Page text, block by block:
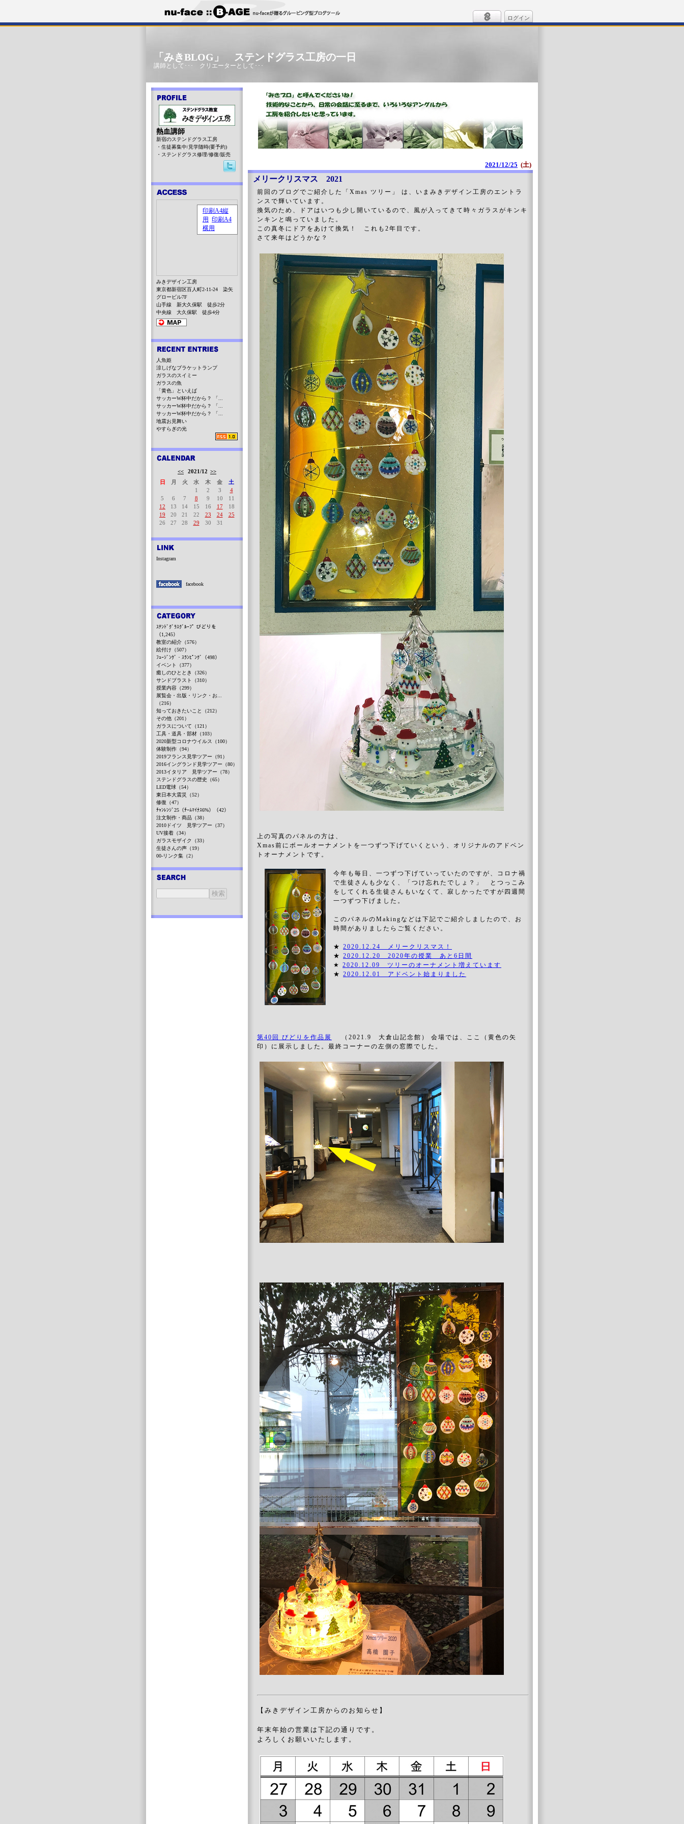
ログイン
「みきBLOG」 ステンドグラス工房の一日
講師として･･･ クリエーターとして･･･
2021/12/25 (土)
メリークリスマス 2021
前回のブログでご紹介した「Xmas ツリー」 は、いまみきデザイン工房のエントラ
ンスで輝いています。
換気のため、ドアはいつも少し開いているので、風が入ってきて時々ガラスがキンキ
ンキンと鳴っていました。
この真冬にドアをあけて換気！ これも2年目です。
さて来年はどうかな？
上の写真のパネルの方は、
Xmas前にボールオーナメントを一つずつ下げていくという、オリジナルのアドベン
トオーナメントです。
今年も毎日、一つずつ下げていっていたのですが、コロナ禍
で生徒さんも少なく、「つけ忘れたでしょ？」 とつっこみ
をしてくれる生徒さんもいなくて、寂しかったですが四週間
一つずつ下げました。
このパネルのMakingなどは下記でご紹介しましたので、お
時間がありましたらご覧ください。
★ 2020.12.24 メリークリスマス！
★ 2020.12.20 2020年の授業 あと6日間
★ 2020.12.09 ツリーのオーナメント増えています
★ 2020.12.01 アドベント始まりました
第40回 びどりを作品展
（2021.9 大倉山記念館） 会場では、ここ（黄色の矢
印）に展示しました。最終コーナーの左側の窓際でした。
【みきデザイン工房からのお知らせ】
年末年始の営業は下記の通りです。
よろしくお願いいたします。
熱血講師
新宿のステンドグラス工房
・生徒募集中/見学随時(要予約)
・ステンドグラス修理/修復/販売
みきデザイン工房
東京都新宿区百人町2-11-24 染矢
グロービル7F
山手線 新大久保駅 徒歩2分
中央線 大久保駅 徒歩4分
人魚姫
涼しげなブラケットランプ
ガラスのスイミー
ガラスの魚
「黄色」といえば
サッカーW杯中だから？ 「...
サッカーW杯中だから？ 「...
サッカーW杯中だから？ 「...
地震お見舞い
やすらぎの光
<< 2021/12 >>
日
月 火 水 木 金
土
1
2 3
4
5
6 7 8 9 10
11
12
13 14 15 16 17
18
19
20 21 22 23 24
25
26
27 28 29 30 31
Instagram
facebook
ｽﾃﾝﾄﾞｸﾞﾗｽｸﾞﾙｰﾌﾟ びどりを
（1,245）
教室の紹介（576）
絵付け（507）
ﾌｭｰｼﾞﾝｸﾞ・ｽﾗﾝﾋﾟﾝｸﾞ（498）
イベント（377）
癒しのひととき（326）
サンドブラスト（310）
授業内容（299）
展覧会・出版・リンク・お...
（216）
知っておきたいこと（212）
その他（201）
ガラスについて（121）
工具・道具・部材（103）
2020新型コロナウイルス（100）
体験制作（94）
2019フランス見学ツアー（91）
2016イングランド見学ツアー（80）
2013イタリア 見学ツアー（78）
ステンドグラスの歴史（65）
LED電球（54）
東日本大震災（52）
修復（47）
ﾁｬﾝﾚﾝｼﾞ25（ﾁｰﾑﾏｲﾅｽ6%）（42）
注文制作・商品（38）
2010ドイツ 見学ツアー（37）
UV接着（34）
ガラスモザイク（33）
生徒さんの声（19）
00-リンク集（2）